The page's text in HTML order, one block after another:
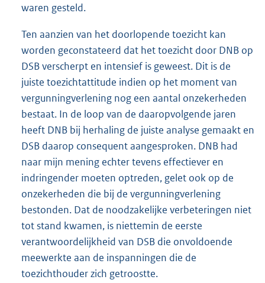
waren gesteld.
Ten aanzien van het doorlopende toezicht kan
worden geconstateerd dat het toezicht door DNB op
DSB verscherpt en intensief is geweest. Dit is de
juiste toezichtattitude indien op het moment van
vergunningverlening nog een aantal onzekerheden
bestaat. In de loop van de daaropvolgende jaren
heeft DNB bij herhaling de juiste analyse gemaakt en
DSB daarop consequent aangesproken. DNB had
naar mijn mening echter tevens effectiever en
indringender moeten optreden, gelet ook op de
onzekerheden die bij de vergunningverlening
bestonden. Dat de noodzakelijke verbeteringen niet
tot stand kwamen, is niettemin de eerste
verantwoordelijkheid van DSB die onvoldoende
meewerkte aan de inspanningen die de
toezichthouder zich getroostte.